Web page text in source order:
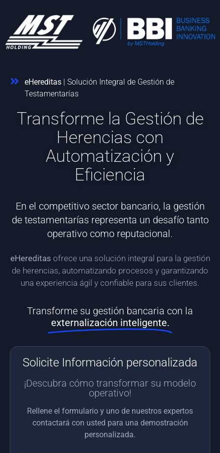
eHereditas | Solución Integral de Gestión de
Testamentarías
Transforme la Gestión de
Herencias con
Automatización y
Eficiencia
En el competitivo sector bancario, la gestión
de testamentarías representa un desafío tanto
operativo como reputacional.
eHereditas ofrece una solución integral para la gestión
de herencias, automatizando procesos y garantizando
una experiencia ágil y confiable para sus clientes.
Transforme su gestión bancaria con la
externalización inteligente.
Solicite Información personalizada
¡Descubra cómo transformar su modelo
operativo!
Rellene el formulario y uno de nuestros expertos
contactará con usted para una demostración
personalizada.